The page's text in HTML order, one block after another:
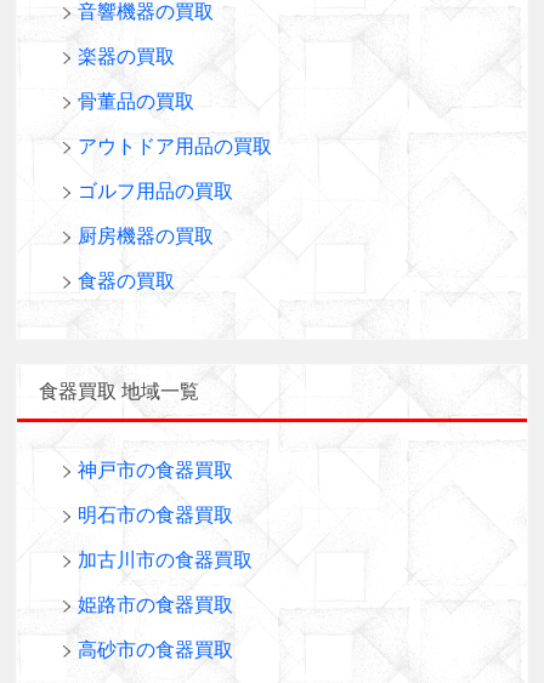
音響機器の買取
楽器の買取
骨董品の買取
アウトドア用品の買取
ゴルフ用品の買取
厨房機器の買取
食器の買取
食器買取 地域一覧
神戸市の食器買取
明石市の食器買取
加古川市の食器買取
姫路市の食器買取
高砂市の食器買取